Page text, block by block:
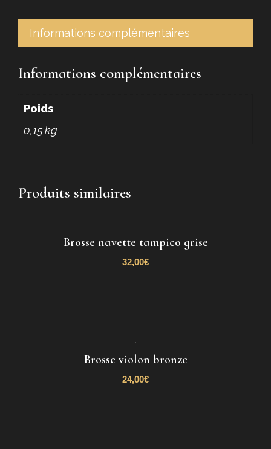
tampico
jaune
Informations complémentaires
Informations complémentaires
Poids
0,15 kg
Produits similaires
Brosse navette tampico grise
32,00€
Brosse violon bronze
24,00€